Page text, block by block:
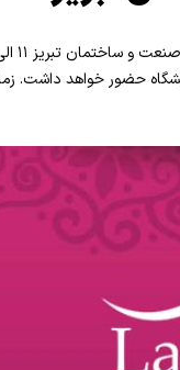
گارانتی لابل